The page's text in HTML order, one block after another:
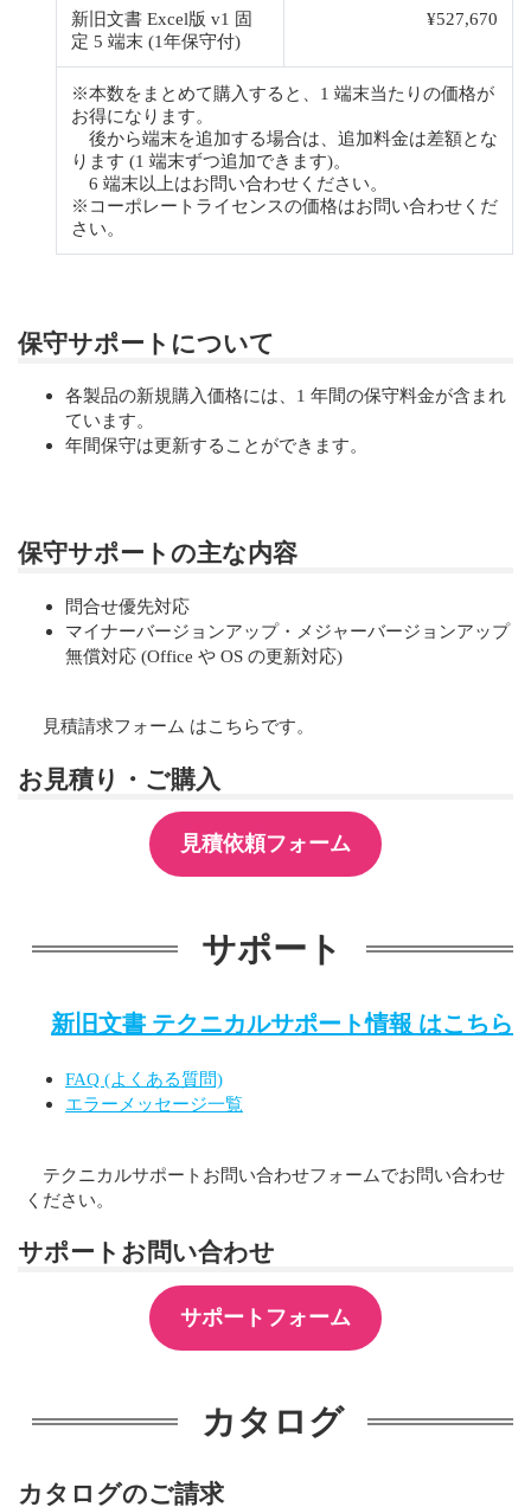
新旧文書 Excel版 v1 固
定 5 端末 (1年保守付)
¥527,670
※本数をまとめて購入すると、1 端末当たりの価格が
お得になります。
後から端末を追加する場合は、追加料金は差額とな
ります (1 端末ずつ追加できます)。
6 端末以上はお問い合わせください。
※コーポレートライセンスの価格はお問い合わせくだ
さい。
保守サポートについて
各製品の新規購入価格には、1 年間の保守料金が含まれ
ています。
年間保守は更新することができます。
保守サポートの主な内容
問合せ優先対応
マイナーバージョンアップ・メジャーバージョンアップ
無償対応 (Office や OS の更新対応)
見積請求フォーム はこちらです。
お見積り・ご購入
見積依頼フォーム
サポート
新旧文書 テクニカルサポート情報 はこちら
FAQ (よくある質問)
エラーメッセージ一覧
テクニカルサポートお問い合わせフォームでお問い合わせ
ください。
サポートお問い合わせ
サポートフォーム
カタログ
カタログのご請求